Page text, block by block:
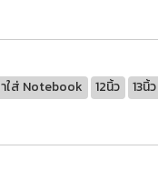
าใส่ Notebook 12นิ้ว 13นิ้ว